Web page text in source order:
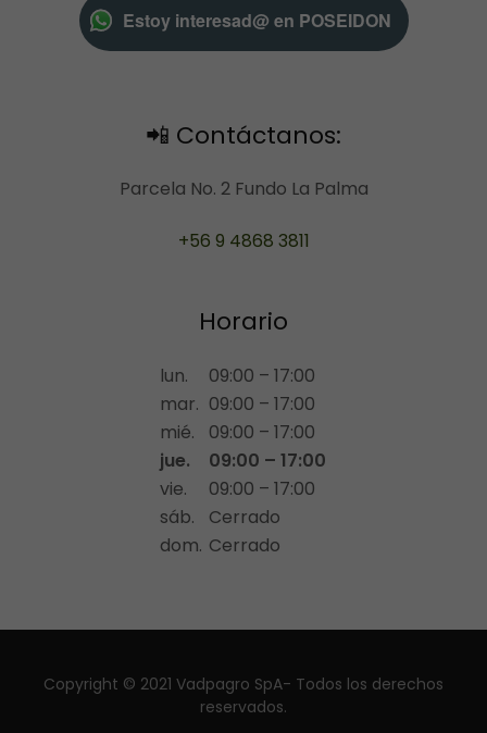
Estoy interesad@ en POSEIDON
📲 Contáctanos:
Parcela No. 2 Fundo La Palma
+56 9 4868 3811
Horario
lun.
09:00 – 17:00
mar. 09:00 – 17:00
mié.
09:00 – 17:00
jue.
09:00 – 17:00
vie.
09:00 – 17:00
sáb.
Cerrado
dom. Cerrado
Copyright © 2021 Vadpagro SpA- Todos los derechos
reservados.